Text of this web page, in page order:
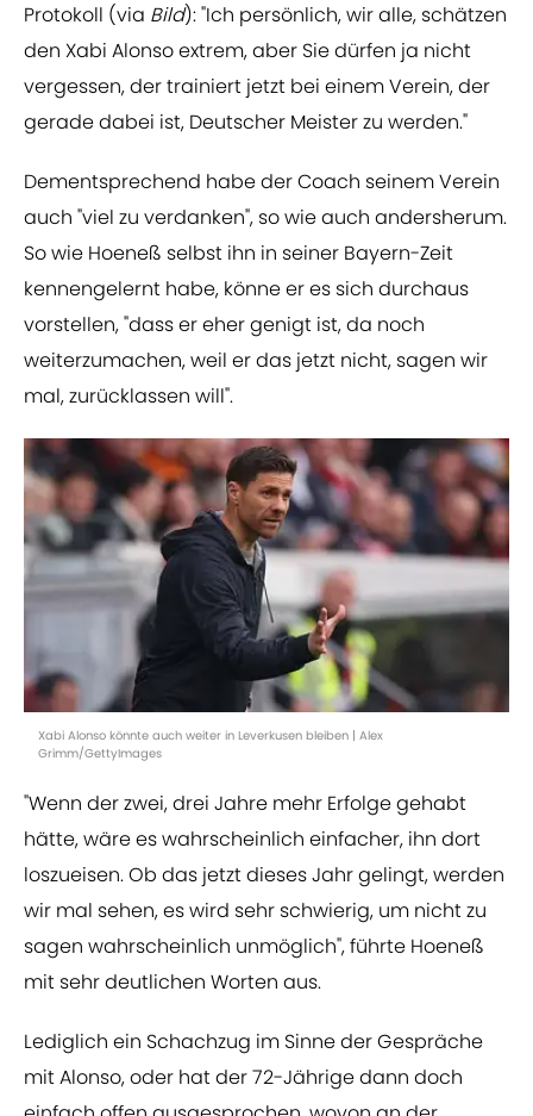
Protokoll (via Bild): "Ich persönlich, wir alle, schätzen
den Xabi Alonso extrem, aber Sie dürfen ja nicht
vergessen, der trainiert jetzt bei einem Verein, der
gerade dabei ist, Deutscher Meister zu werden."
Dementsprechend habe der Coach seinem Verein
auch "viel zu verdanken", so wie auch andersherum.
So wie Hoeneß selbst ihn in seiner Bayern-Zeit
kennengelernt habe, könne er es sich durchaus
vorstellen, "dass er eher genigt ist, da noch
weiterzumachen, weil er das jetzt nicht, sagen wir
mal, zurücklassen will".
Xabi Alonso könnte auch weiter in Leverkusen bleiben | Alex
Grimm/GettyImages
"Wenn der zwei, drei Jahre mehr Erfolge gehabt
hätte, wäre es wahrscheinlich einfacher, ihn dort
loszueisen. Ob das jetzt dieses Jahr gelingt, werden
wir mal sehen, es wird sehr schwierig, um nicht zu
sagen wahrscheinlich unmöglich", führte Hoeneß
mit sehr deutlichen Worten aus.
Lediglich ein Schachzug im Sinne der Gespräche
mit Alonso, oder hat der 72-Jährige dann doch